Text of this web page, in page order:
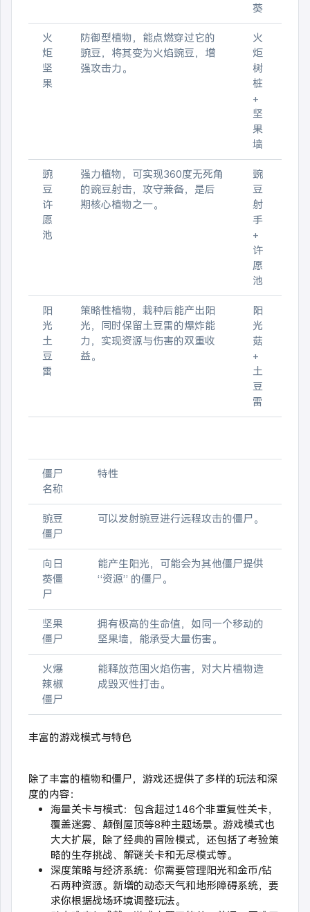
葵
火
炬
坚
果
防御型植物，能点燃穿过它的
豌豆，将其变为火焰豌豆，增
强攻击力。
火
炬
树
桩
+
坚
果
墙
豌
豆
许
愿
池
强力植物，可实现360度无死角
的豌豆射击，攻守兼备，是后
期核心植物之一。
豌
豆
射
手
+
许
愿
池
阳
光
土
豆
雷
策略性植物，栽种后能产出阳
光，同时保留土豆雷的爆炸能
力，实现资源与伤害的双重收
益。
阳
光
菇
+
土
豆
雷
僵尸
名称
特性
豌豆
僵尸
可以发射豌豆进行远程攻击的僵尸。
向日
葵僵
尸
能产生阳光，可能会为其他僵尸提供
“资源” 的僵尸。
坚果
僵尸
拥有极高的生命值，如同一个移动的
坚果墙，能承受大量伤害。
火爆
辣椒
僵尸
能释放范围火焰伤害，对大片植物造
成毁灭性打击。
丰富的游戏模式与特色
除了丰富的植物和僵尸，游戏还提供了多样的玩法和深
度的内容：
海量关卡与模式：包含超过146个非重复性关卡，
覆盖迷雾、颠倒屋顶等8种主题场景。游戏模式也
大大扩展，除了经典的冒险模式，还包括了考验策
略的生存挑战、解谜关卡和无尽模式等。
深度策略与经济系统：你需要管理阳光和金币/钻
石两种资源。新增的动态天气和地形障碍系统，要
求你根据战场环境调整玩法。